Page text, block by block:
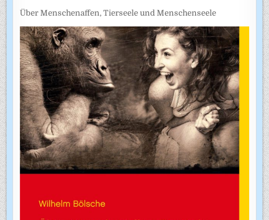
Über Menschenaffen, Tierseele und Menschenseele